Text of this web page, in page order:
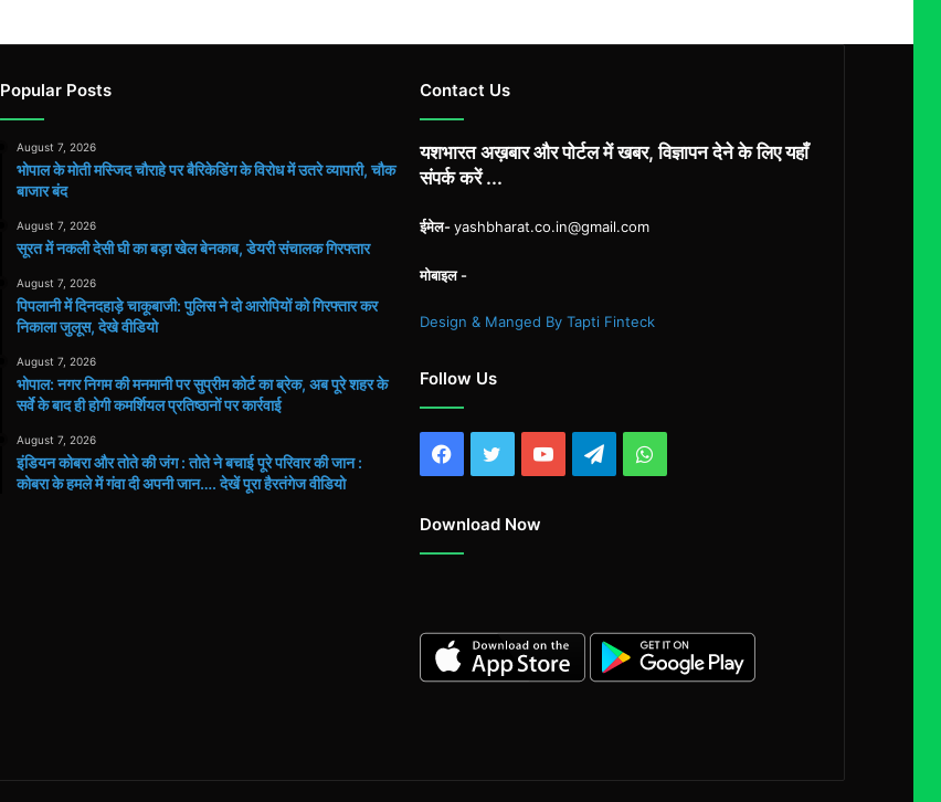
Popular Posts
August 7, 2026
भोपाल के मोती मस्जिद चौराहे पर बैरिकेडिंग के विरोध में उतरे व्यापारी, चौक
बाजार बंद
August 7, 2026
सूरत में नकली देसी घी का बड़ा खेल बेनकाब, डेयरी संचालक गिरफ्तार
August 7, 2026
पिपलानी में दिनदहाड़े चाकूबाजी: पुलिस ने दो आरोपियों को गिरफ्तार कर
निकाला जुलूस, देखे वीडियो
August 7, 2026
भोपाल: नगर निगम की मनमानी पर सुप्रीम कोर्ट का ब्रेक, अब पूरे शहर के
सर्वे के बाद ही होगी कमर्शियल प्रतिष्ठानों पर कार्रवाई
August 7, 2026
इंडियन कोबरा और तोते की जंग : तोते ने बचाई पूरे परिवार की जान :
कोबरा के हमले में गंवा दी अपनी जान…. देखें पूरा हैरतंगेज वीडियो
Contact Us
यशभारत अख़बार और पोर्टल में खबर, विज्ञापन देने के लिए यहाँ
संपर्क करें ...
ईमेल-yashbharat.co.in@gmail.com
मोबाइल -
Design & Manged By Tapti Finteck
Follow Us
Facebook
TwitterYouTubeTelegramWhatsApp
Download Now